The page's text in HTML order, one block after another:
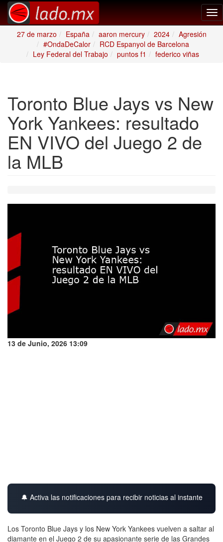
27 de marzo
España aaron mercury 2024
Agresión
#OndaDeCalor
RCD Espanyol de Barcelona
Ley Federal del Trabajo
puntos f1 federico viñas
Toronto Blue Jays vs New
York Yankees: resultado
EN VIVO del Juego 2 de
la MLB
13 de Junio, 2026 13:09
🔔 Activa las notificaciones para recibir noticias al instante
Los Toronto Blue Jays y los New York Yankees vuelven a saltar al
diamante en el Juego 2 de su apasionante serie de las Grandes